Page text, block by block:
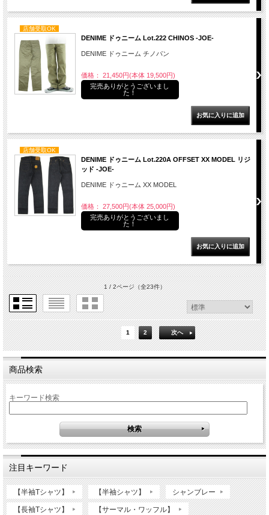
店舗受取OK
DENIME ドゥニーム Lot.222 CHINOS -JOE-
DENIME ドゥニーム チノパン
価格： 21,450円(本体 19,500円)
完売ありがとうございまし
た！
店舗受取OK
DENIME ドゥニーム Lot.220A OFFSET XX MODEL リジ
ッド -JOE-
DENIME ドゥニーム XX MODEL
価格： 27,500円(本体 25,000円)
完売ありがとうございまし
た！
1 / 2ページ（全23件）
1 2 次へ
商品検索
キーワード検索
注目キーワード
【半袖Tシャツ】 【半袖シャツ】 シャンブレー
【長袖Tシャツ】 【サーマル・ワッフル】